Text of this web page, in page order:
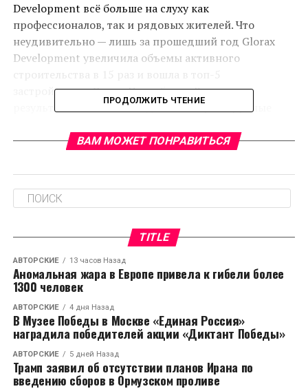
Development всё больше на слуху как
профессионалов, так и рядовых жителей. Что
неудивительно — лишь за прошедший год Glorax
Development увеличила объемы активного
застройщиков Санкт-Петербурга. Высокие
результаты обеспечили сданные в срок крупные
и 34–й корпус проекта «Английская миля». Андрей
намерена снижать темпы роста и в ближайшее
время приступит к реализации нескольких крупных
проектов.
Особенность подхода Glorax Development к
реализации проектов, которые уже называют
«лицом» Северной столицы. Это возводимый на
намывных территориях Васильевского острова ЖК
Golden City.
«ЖК «Первый квартал» на Лиговском проспекте
выступает частью городской программы реновации
так называемого «серого пояса» — промышленных
ПРОДОЛЖИТЬ ЧТЕНИЕ
ВАМ МОЖЕТ ПОНРАВИТЬСЯ
TITLE
АВТОРСКИЕ 13 часов Назад
Аномальная жара в Европе привела к гибели более
1300 человек
АВТОРСКИЕ 4 дня Назад
В Музее Победы в Москве «Единая Россия»
наградила победителей акции «Диктант Победы»
АВТОРСКИЕ 5 дней Назад
Трамп заявил об отсутствии планов Ирана по
введению сборов в Ормузском проливе